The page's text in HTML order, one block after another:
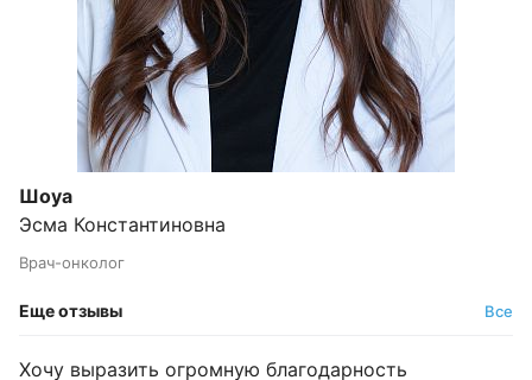
Шоуа
Эсма Константиновна
Врач-онколог
Еще отзывы Все
Хочу выразить огромную благодарность